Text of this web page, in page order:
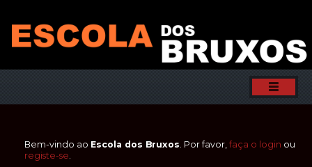
Bem-vindo ao Escola dos Bruxos. Por favor, faça o login ou
registe-se.